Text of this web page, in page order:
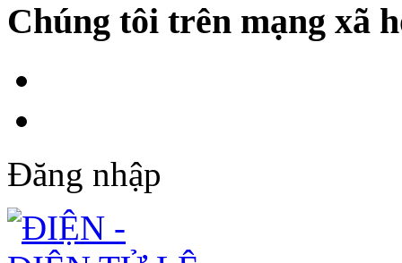
Chúng tôi trên mạng xã
Đăng nhập